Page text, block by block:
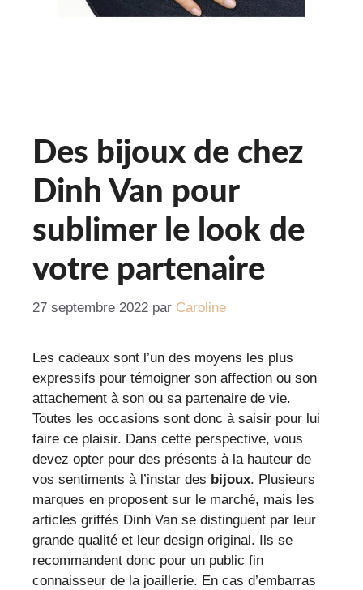
Des bijoux de chez
Dinh Van pour
sublimer le look de
votre partenaire
27 septembre 2022 par Caroline
Les cadeaux sont l’un des moyens les plus
expressifs pour témoigner son affection ou son
attachement à son ou sa partenaire de vie.
Toutes les occasions sont donc à saisir pour lui
faire ce plaisir. Dans cette perspective, vous
devez opter pour des présents à la hauteur de
vos sentiments à l’instar des bijoux. Plusieurs
marques en proposent sur le marché, mais les
articles griffés Dinh Van se distinguent par leur
grande qualité et leur design original. Ils se
recommandent donc pour un public fin
connaisseur de la joaillerie. En cas d’embarras